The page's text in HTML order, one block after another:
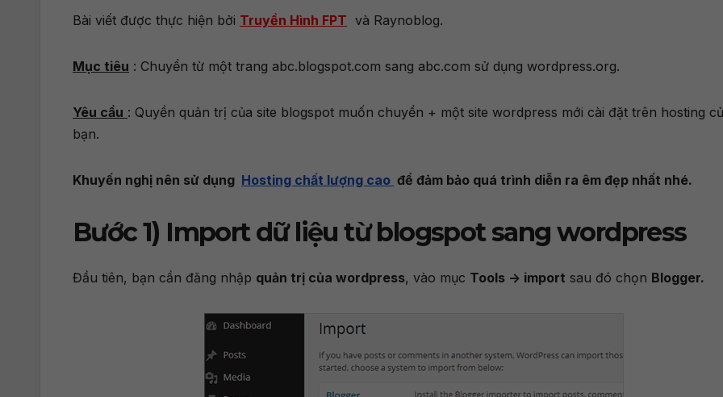
Bài viết được thực hiện bởi Truyền Hình FPT và Raynoblog.
Mục tiêu : Chuyển từ một trang abc.blogspot.com sang abc.com sử dụng wordpress.org.
Yêu cầu : Quyền quản trị của site blogspot muốn chuyển + một site wordpress mới cài đặt trên hosting
bạn.
Khuyến nghị nên sử dụng Hosting chất lượng cao để đảm bảo quá trình diễn ra êm đẹp nhất nhé.
Bước 1) Import dữ liệu từ blogspot sang wordpress
Đầu tiên, bạn cần đăng nhập quản trị của wordpress, vào mục Tools -> import sau đó chọn Blogger.